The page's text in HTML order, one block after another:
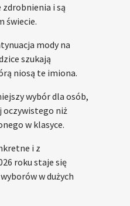
i są
świecie.
mody na
szukają
niosą te imiona.
wybór dla osób,
oczywistego niż
w klasyce.
i z
roku staje się
w dużych